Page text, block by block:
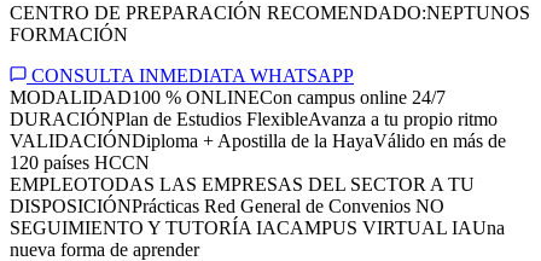
CENTRO DE PREPARACIÓN RECOMENDADO:NEPTUNOS
FORMACIÓN
CONSULTA INMEDIATA WHATSAPP
MODALIDAD100 % ONLINECon campus online 24/7
DURACIÓNPlan de Estudios FlexibleAvanza a tu propio ritmo
VALIDACIÓNDiploma + Apostilla de la HayaVálido en más de
120 países HCCN
EMPLEOTODAS LAS EMPRESAS DEL SECTOR A TU
DISPOSICIÓNPrácticas Red General de Convenios NO
SEGUIMIENTO Y TUTORÍA IACAMPUS VIRTUAL IAUna
nueva forma de aprender